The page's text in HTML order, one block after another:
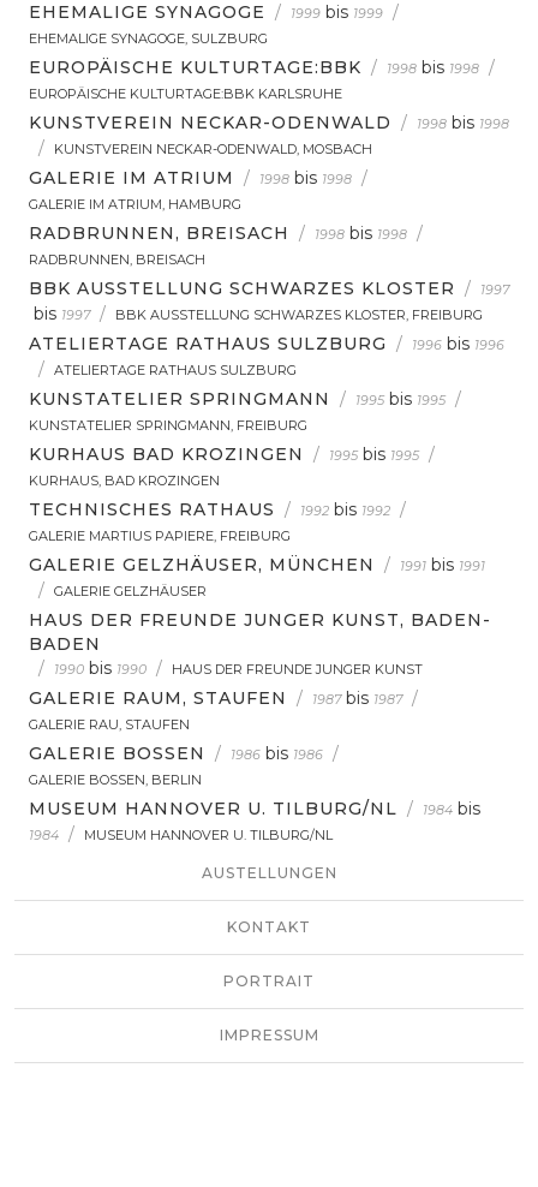
EHEMALIGE SYNAGOGE / 1999 bis 1999 /
EHEMALIGE SYNAGOGE, SULZBURG
EUROPÄISCHE KULTURTAGE:BBK / 1998 bis 1998 /
EUROPÄISCHE KULTURTAGE:BBK KARLSRUHE
KUNSTVEREIN NECKAR-ODENWALD / 1998 bis 1998
/ KUNSTVEREIN NECKAR-ODENWALD, MOSBACH
GALERIE IM ATRIUM / 1998 bis 1998 /
GALERIE IM ATRIUM, HAMBURG
RADBRUNNEN, BREISACH / 1998 bis 1998 /
RADBRUNNEN, BREISACH
BBK AUSSTELLUNG SCHWARZES KLOSTER / 1997
bis 1997 / BBK AUSSTELLUNG SCHWARZES KLOSTER, FREIBURG
ATELIERTAGE RATHAUS SULZBURG / 1996 bis 1996
/ ATELIERTAGE RATHAUS SULZBURG
KUNSTATELIER SPRINGMANN / 1995 bis 1995 /
KUNSTATELIER SPRINGMANN, FREIBURG
KURHAUS BAD KROZINGEN / 1995 bis 1995 /
KURHAUS, BAD KROZINGEN
TECHNISCHES RATHAUS / 1992 bis 1992 /
GALERIE MARTIUS PAPIERE, FREIBURG
GALERIE GELZHÄUSER, MÜNCHEN / 1991 bis 1991
/ GALERIE GELZHÄUSER
HAUS DER FREUNDE JUNGER KUNST, BADEN-
BADEN
/
1990 bis 1990 / HAUS DER FREUNDE JUNGER KUNST
GALERIE RAUM, STAUFEN / 1987 bis 1987 /
GALERIE RAU, STAUFEN
GALERIE BOSSEN / 1986 bis 1986 /
GALERIE BOSSEN, BERLIN
MUSEUM HANNOVER U. TILBURG/NL / 1984 bis
1984 / MUSEUM HANNOVER U. TILBURG/NL
AUSTELLUNGEN
KONTAKT
PORTRAIT
IMPRESSUM